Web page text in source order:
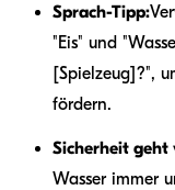
Sprach-Tipp:
"Eis" und
[Spielzeug]?",
fördern.
Sicherheit geht
Wasser immer